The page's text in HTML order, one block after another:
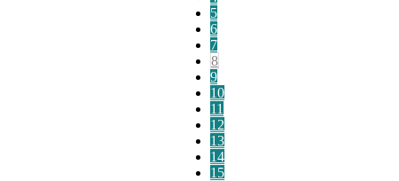
5
6
7
8
9
10
11
12
13
14
15